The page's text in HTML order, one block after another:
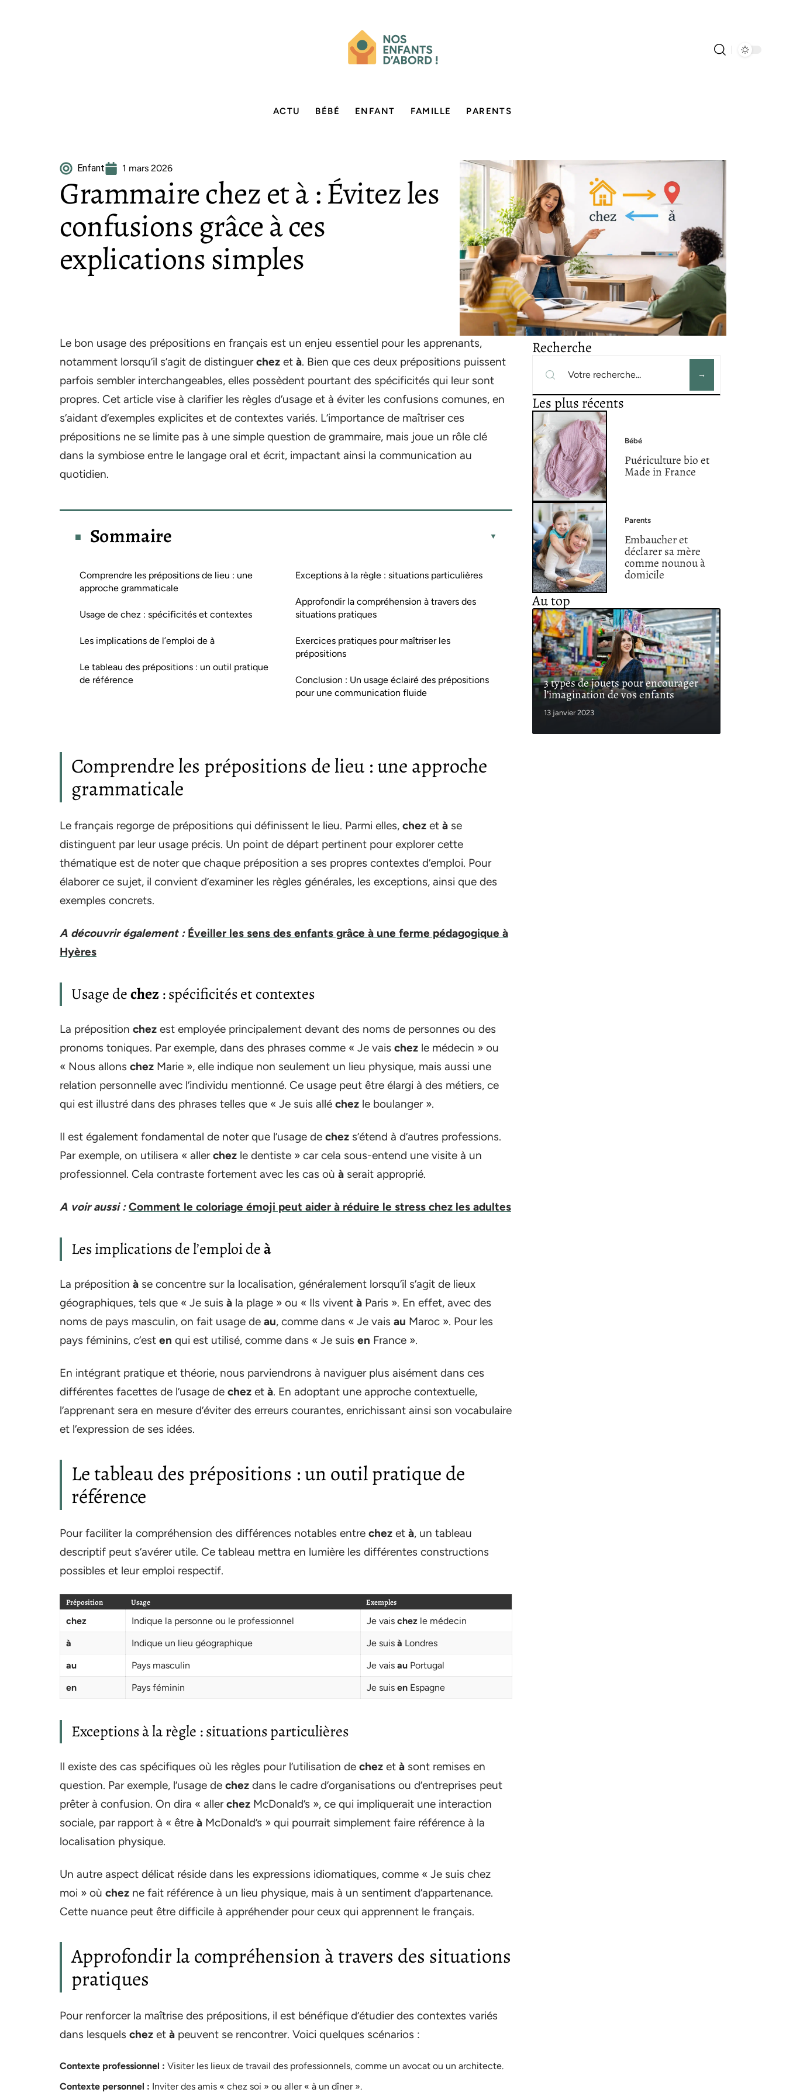
ACTU BÉBÉ ENFANT FAMILLE PARENTS
Enfant 1 mars 2026
Grammaire chez et à : Évitez les
confusions grâce à ces
explications simples
Le bon usage des prépositions en français est un enjeu essentiel pour les apprenants,
notamment lorsqu’il s’agit de distinguerchez et à. Bien que ces deux prépositions puissent
parfois sembler interchangeables, elles possèdent pourtant des spécificités qui leur sont
propres. Cet article vise à clarifier les règles d’usage et à éviter les confusions comunes, en
s’aidant d’exemples explicites et de contextes variés. L’importance de maîtriser ces
prépositions ne se limite pas à une simple question de grammaire, mais joue un rôle clé
dans la symbiose entre le langage oral et écrit, impactant ainsi la communication au
quotidien.
Sommaire
Comprendre les prépositions de lieu : une
approche grammaticale
Usage de chez : spécificités et contextes
Les implications de l’emploi de à
Le tableau des prépositions : un outil pratique
de référence
Exceptions à la règle : situations particulières
Approfondir la compréhension à travers des
situations pratiques
Exercices pratiques pour maîtriser les
prépositions
Conclusion : Un usage éclairé des prépositions
pour une communication fluide
Comprendre les prépositions de lieu : une approche
grammaticale
Le français regorge de prépositions qui définissent le lieu. Parmi elles, chez et à se
distinguent par leur usage précis. Un point de départ pertinent pour explorer cette
thématique est de noter que chaque préposition a ses propres contextes d’emploi. Pour
élaborer ce sujet, il convient d’examiner les règles générales, les exceptions, ainsi que des
exemples concrets.
A découvrir également : Éveiller les sens des enfants grâce à une ferme pédagogique à
Hyères
Usage dechez : spécificités et contextes
La préposition chez est employée principalement devant des noms de personnes ou des
pronoms toniques. Par exemple, dans des phrases comme « Je vais chez le médecin » ou
« Nous allons chez Marie », elle indique non seulement un lieu physique, mais aussi une
relation personnelle avec l’individu mentionné. Ce usage peut être élargi à des métiers, ce
qui est illustré dans des phrases telles que « Je suis allé chez le boulanger ».
Il est également fondamental de noter que l’usage de chez s’étend à d’autres professions.
Par exemple, on utilisera « allerchez le dentiste » car cela sous-entend une visite à un
professionnel. Cela contraste fortement avec les cas où à serait approprié.
A voir aussi : Comment le coloriage émoji peut aider à réduire le stress chez les adultes
Les implications de l’emploi deà
La préposition à se concentre sur la localisation, généralement lorsqu’il s’agit de lieux
géographiques, tels que « Je suis à la plage » ou « Ils vivent à Paris ». En effet, avec des
noms de pays masculin, on fait usage de au, comme dans « Je vais au Maroc ». Pour les
pays féminins, c’est en qui est utilisé, comme dans « Je suis en France ».
En intégrant pratique et théorie, nous parviendrons à naviguer plus aisément dans ces
différentes facettes de l’usage de chez et à. En adoptant une approche contextuelle,
l’apprenant sera en mesure d’éviter des erreurs courantes, enrichissant ainsi son vocabulaire
et l’expression de ses idées.
Le tableau des prépositions : un outil pratique de
référence
Pour faciliter la compréhension des différences notables entre chez et à, un tableau
descriptif peut s’avérer utile. Ce tableau mettra en lumière les différentes constructions
possibles et leur emploi respectif.
Préposition Usage Exemples
chez Indique la personne ou le professionnel Je vais chez le médecin
à
Indique un lieu géographique Je suis à Londres
au
Pays masculin Je vais au Portugal
en
Pays féminin Je suis en Espagne
Exceptions à la règle : situations particulières
Il existe des cas spécifiques où les règles pour l’utilisation de chez et à sont remises en
question. Par exemple, l’usage de chez dans le cadre d’organisations ou d’entreprises peut
prêter à confusion. On dira « allerchez McDonald’s », ce qui impliquerait une interaction
sociale, par rapport à « être à McDonald’s » qui pourrait simplement faire référence à la
localisation physique.
Un autre aspect délicat réside dans les expressions idiomatiques, comme « Je suis chez
moi » où chez ne fait référence à un lieu physique, mais à un sentiment d’appartenance.
Cette nuance peut être difficile à appréhender pour ceux qui apprennent le français.
Approfondir la compréhension à travers des situations
pratiques
Pour renforcer la maîtrise des prépositions, il est bénéfique d’étudier des contextes variés
dans lesquels chez et à peuvent se rencontrer. Voici quelques scénarios :
Contexte professionnel : Visiter les lieux de travail des professionnels, comme un avocat ou un architecte.
Contexte personnel : Inviter des amis « chez soi » ou aller « à un dîner ».
Recherche
Les plus récents
Bébé
Puériculture bio et
Made in France
Parents
Embaucher et
déclarer sa mère
comme nounou à
domicile
Au top
3 types de jouets pour encourager
l’imagination de vos enfants
13 janvier 2023